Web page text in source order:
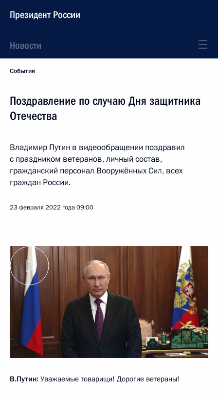
Президент России
Новости
События
Поздравление по случаю Дня защитника
Отечества
Владимир Путин в видеообращении поздравил
с праздником ветеранов, личный состав,
гражданский персонал Вооружённых Сил, всех
граждан России.
23 февраля 2022 года09:00
В.Путин: Уважаемые товарищи! Дорогие ветераны!